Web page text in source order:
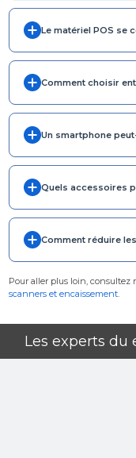
Le matériel POS se
Comment choisir
Un smartphone
Quels accessoires
Comment réduire
Pour aller plus loin, consultez
scanners et encaissement.
Les experts du